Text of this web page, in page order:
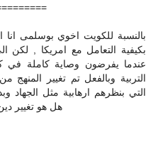
بالنسبة للكويت اخوي بوسلمى انا
بكيفية التعامل مع امريكا ,
عندما يفرضون وصاية كاملة في
التربية وبالفعل تم تغيير
التي بنظرهم ارهابية مثل الجهاد
هل هو تغيير